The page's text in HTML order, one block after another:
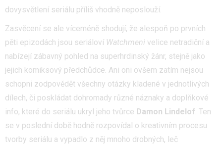
dovysvětlení seriálu příliš vhodně neposlouží.
Zasvěcení se ale víceméně shodují, že alespoň po prvních
pěti epizodách jsou seriáloví Watchmeni velice netradiční a
nabízejí zábavný pohled na superhrdinský žánr, stejně jako
jejich komiksový předchůdce. Ani oni ovšem zatím nejsou
schopni zodpovědět všechny otázky kladené v jednotlivých
dílech, či poskládat dohromady různé náznaky a doplňkové
info, které do seriálu ukryl jeho tvůrce Damon Lindelof. Ten
se v poslední době hodně rozpovídal o kreativním procesu
tvorby seriálu a vypadlo z něj mnoho drobných, leč